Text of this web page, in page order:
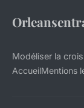
Modéliser la
AccueilMentions